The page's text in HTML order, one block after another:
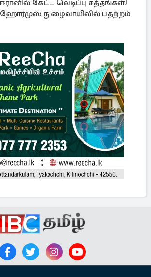
ஈரானில் கேட்ட வெடிப்பு சத்தங்கள்!
ஹோர்முஸ் நுழைவாயிலில் பதற்றம்